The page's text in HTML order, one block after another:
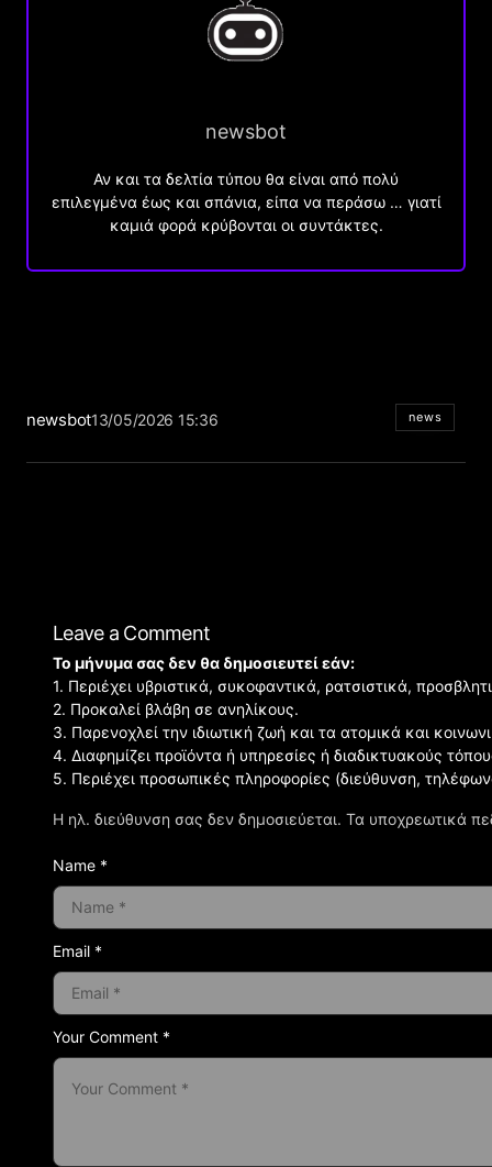
newsbot
Αν και τα δελτία τύπου θα είναι από πολύ
επιλεγμένα έως και σπάνια, είπα να περάσω … γιατί
καμιά φορά κρύβονται οι συντάκτες.
newsbot13/05/2026 15:36 news
Leave a Comment
Η ηλ. διεύθυνση σας δεν δημοσιεύεται. Τα υποχρεωτικά
Your Comment *
Το μήνυμα σας δεν θα δημοσιευτεί εάν:
1. Περιέχει υβριστικά, συκοφαντικά, ρατσιστικά,
2. Προκαλεί βλάβη σε ανηλίκους.
3. Παρενοχλεί την ιδιωτική ζωή και τα ατομικά και
4. Διαφημίζει προϊόντα ή υπηρεσίες ή διαδικτυακούς
5. Περιέχει προσωπικές πληροφορίες (διεύθυνση,
Name *
Email *